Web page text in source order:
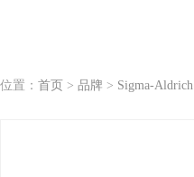
位置： 首页 > 品牌 > Sigma-Aldrich